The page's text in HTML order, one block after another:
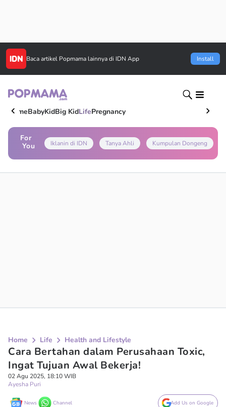
Baca artikel Popmama lainnya di IDN App Install
HomeBabyKidBig KidLifePregnancy
For
You
Iklanin di IDN Tanya Ahli Kumpulan Dongeng
Home Life Health and Lifestyle
Cara Bertahan dalam Perusahaan Toxic,
Ingat Tujuan Awal Bekerja!
02 Agu 2025, 18:10 WIB
Ayesha Puri
News Channel Add Us on Google